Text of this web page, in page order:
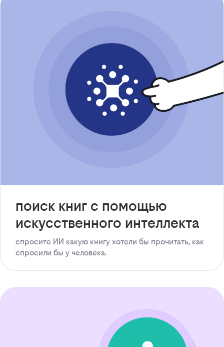
поиск книг с помощью
искусственного интеллекта
спросите ИИ какую книгу хотели бы прочитать, как
спросили бы у человека.